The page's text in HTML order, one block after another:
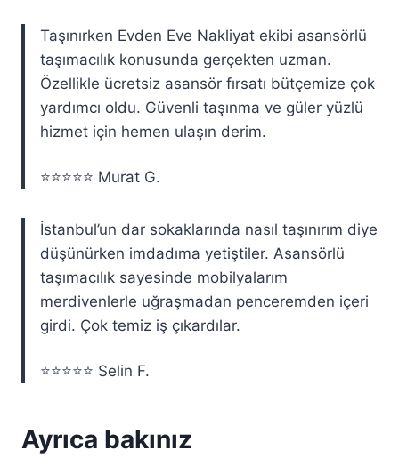
Taşınırken Evden Eve Nakliyat ekibi asansörlü
taşımacılık konusunda gerçekten uzman.
Özellikle ücretsiz asansör fırsatı bütçemize çok
yardımcı oldu. Güvenli taşınma ve güler yüzlü
hizmet için hemen ulaşın derim.
⭐⭐⭐⭐⭐ Murat G.
İstanbul’un dar sokaklarında nasıl taşınırım diye
düşünürken imdadıma yetiştiler. Asansörlü
taşımacılık sayesinde mobilyalarım
merdivenlerle uğraşmadan penceremden içeri
girdi. Çok temiz iş çıkardılar.
⭐⭐⭐⭐⭐ Selin F.
Ayrıca bakınız